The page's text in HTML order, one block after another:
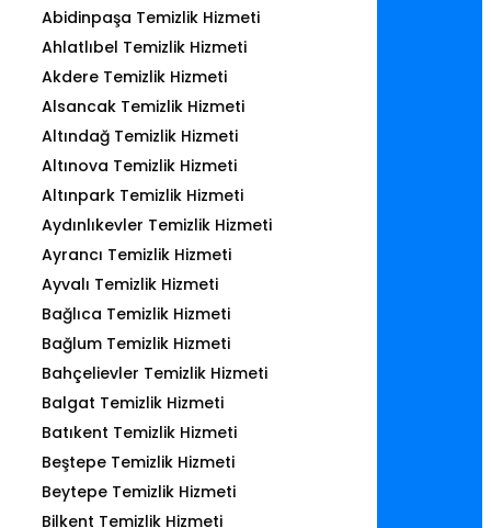
Abidinpaşa Temizlik Hizmeti
Ahlatlıbel Temizlik Hizmeti
Akdere Temizlik Hizmeti
Alsancak Temizlik Hizmeti
Altındağ Temizlik Hizmeti
Altınova Temizlik Hizmeti
Altınpark Temizlik Hizmeti
Aydınlıkevler Temizlik Hizmeti
Ayrancı Temizlik Hizmeti
Ayvalı Temizlik Hizmeti
Bağlıca Temizlik Hizmeti
Bağlum Temizlik Hizmeti
Bahçelievler Temizlik Hizmeti
Balgat Temizlik Hizmeti
Batıkent Temizlik Hizmeti
Beştepe Temizlik Hizmeti
Beytepe Temizlik Hizmeti
Bilkent Temizlik Hizmeti